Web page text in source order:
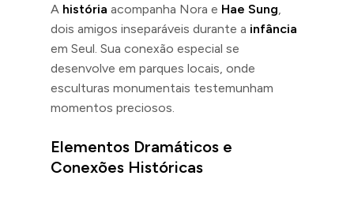
A história acompanha Nora e Hae Sung,
dois amigos inseparáveis durante a infância
em Seul. Sua conexão especial se
desenvolve em parques locais, onde
esculturas monumentais testemunham
momentos preciosos.
Elementos Dramáticos e
Conexões Históricas